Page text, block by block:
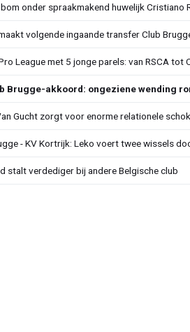
onder spraakmakend huwelijk Cristiano
volgende ingaande transfer Club
League met 5 jonge parels: van RSCA tot
Brugge-akkoord: ongeziene wending
Gucht zorgt voor enorme relationele
- KV Kortrijk: Leko voert twee wissels
stalt verdediger bij andere Belgische club